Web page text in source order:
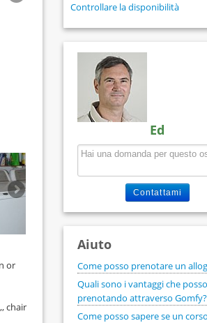
or
chair
Controllare la disponibilità
Ed
Contattami
Aiuto
Come posso prenotare un
Quali sono i vantaggi che
prenotando attraverso Gomfy?
Come posso sapere se un